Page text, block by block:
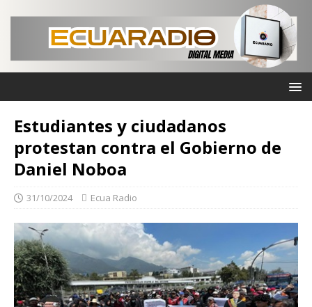
Estudiantes y ciudadanos
protestan contra el Gobierno de
Daniel Noboa
31/10/2024 Ecua Radio